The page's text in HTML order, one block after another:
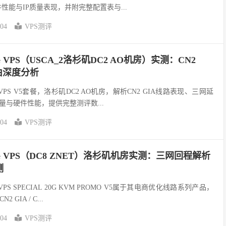
能与IP质量表现，并附完整配置表与...
VPS测评
（USCA_2洛杉矶DC2 AO机房）实测：CN2
度分析
V5套餐，洛杉矶DC2 AO机房，解析CN2 GIA线路表现、三网延
与硬件性能，提供完整测评数...
VPS测评
VPS（DC8 ZNET）洛杉矶机房实测：三网回程解析
SPECIAL 20G KVM PROMO V5属于其电商优化线路系列产品，
GIA / C...
VPS测评